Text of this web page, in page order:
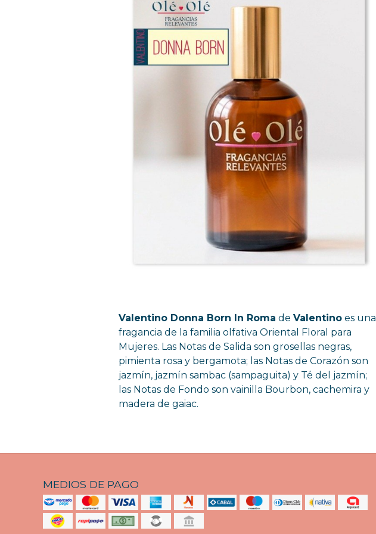
Valentino Donna Born In Roma de Valentino es una
fragancia de la familia olfativa Oriental Floral para
Mujeres. Las Notas de Salida son grosellas negras,
pimienta rosa y bergamota; las Notas de Corazón son
jazmín, jazmín sambac (sampaguita) y Té del jazmín;
las Notas de Fondo son vainilla Bourbon, cachemira y
madera de gaiac.
MEDIOS DE PAGO